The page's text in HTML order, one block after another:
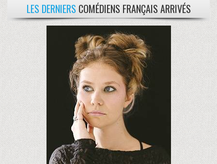
LES DERNIERS COMÉDIENS FRANÇAIS ARRIVÉS